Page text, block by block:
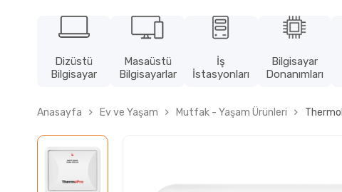
Dizüstü
Bilgisayar
Masaüstü
Bilgisayarlar
İş
İstasyonları
Bilgisayar
Donanımları
Anasayfa Ev ve Yaşam Mutfak - Yaşam Ürünleri